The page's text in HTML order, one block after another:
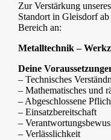
Zur Verstärkung
Standort in Gleisdorf
Bereich an:
Metalltechnik –
Deine
– Technisches
– Mathematisches und
– Abgeschlossene
– Einsatzbereitschaft
–
– Verlässlichkeit